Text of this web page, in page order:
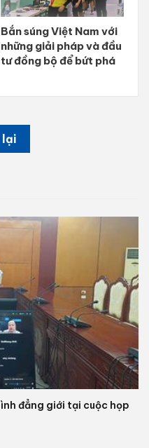
Bắn súng Việt Nam với
những giải pháp và đầu
tư đồng bộ để bứt phá
lại
đẳng giới tại cuộc họp